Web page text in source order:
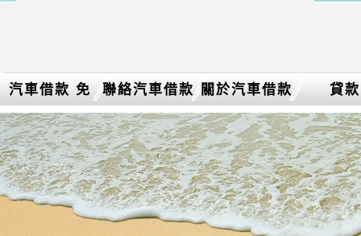
汽車借款 免
留車介紹
聯絡汽車借款 關於汽車借款 貸款